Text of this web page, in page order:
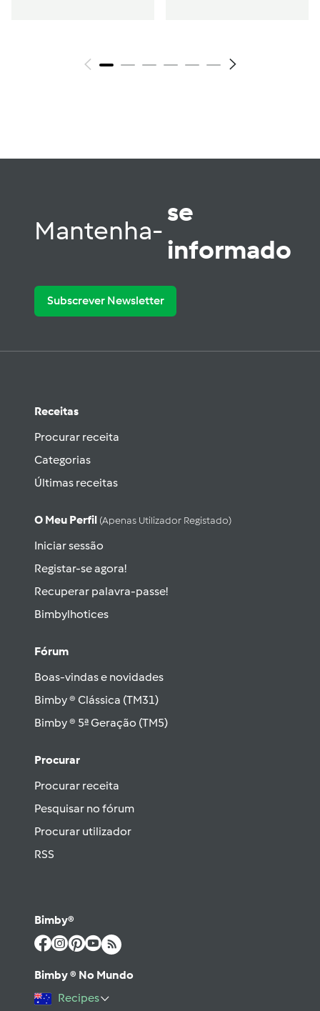
Mantenha-
se
informado
Subscrever Newsletter
Receitas
Procurar receita
Categorias
Últimas receitas
O Meu Perfil (apenas Utilizador Registado)
Iniciar sessão
Registar-se agora!
Recuperar palavra-passe!
Bimbylhotices
Fórum
Boas-vindas e novidades
Bimby ® Clássica (TM31)
Bimby ® 5ª Geração (TM5)
Procurar
Procurar receita
Pesquisar no fórum
Procurar utilizador
RSS
Bimby®
Bimby ® No Mundo
Recipes